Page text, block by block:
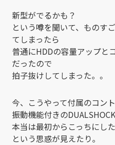
新型がでるかも？
という噂を聞いて、ものす
てしまったら
普通にHDDの容量アップと
だったので
拍子抜けしてしまった。。
今、こうやって付属のコン
振動機能付きの
本当は最初からこっちにし
という思惑が見えたり。